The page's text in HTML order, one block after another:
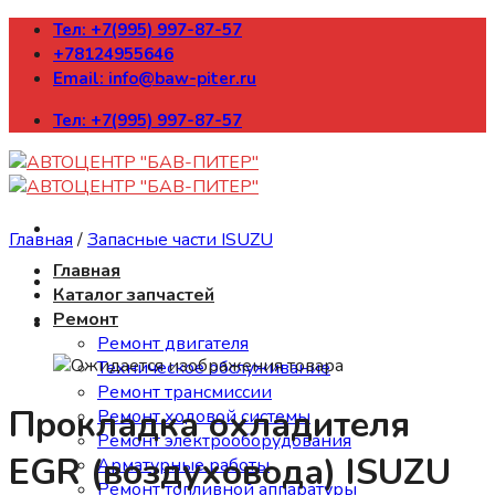
Skip
content
Тел: +7(995) 997-87-57
+78124955646
Email: info@baw-piter.ru
Тел: +7(995) 997-87-57
Главная
Каталог запчастей
Ремонт
Ремонт двигателя
Техническое обслуживание
Ремонт трансмиссии
Ремонт ходовой системы
Ремонт электрооборудования
Арматурные работы
Ремонт топливной аппаратуры
Главная /Запасные части ISUZU
Прокладка охладителя
EGR (воздуховода) ISUZU